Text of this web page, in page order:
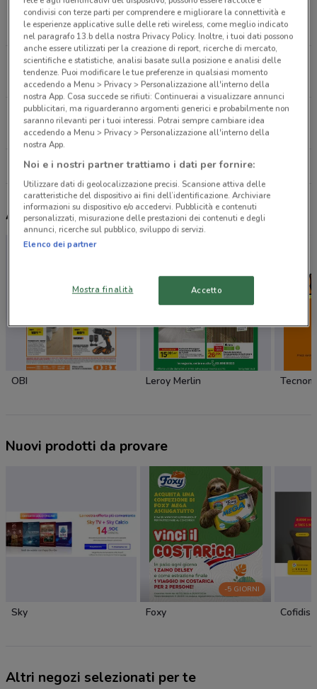
Via Galvani, 12 Briosco
9.8 km
VIA MONTE BELLETTONE, 39 Erba
10.2 km
Via Manzoni, 9 Veniano
11.2 km
Tutti i negozi Echo
Altri volantini nelle vicinanze
OBI Leroy Merlin
Nuovi prodotti da provare
Sky
-5 GIORNI
Foxy Cofidis
Altri negozi selezionati per te
condivisi con terze parti per comprendere e migliorare la connettività e
le esperienze applicative sulle delle reti wireless, come meglio indicato
nel paragrafo 13.b della nostra Privacy Policy. Inoltre, i tuoi dati possono
anche essere utilizzati per la creazione di report, ricerche di mercato,
scientifiche e statistiche, analisi basate sulla posizione e analisi delle
tendenze. Puoi modificare le tue preferenze in qualsiasi momento
accedendo a Menu > Privacy > Personalizzazione all'interno della
nostra App. Cosa succede se rifiuti: Continuerai a visualizzare annunci
pubblicitari, ma riguarderanno argomenti generici e probabilmente non
saranno rilevanti per i tuoi interessi. Potrai sempre cambiare idea
accedendo a Menu > Privacy > Personalizzazione all'interno della
nostra App.
Noi e i nostri partner trattiamo i dati per fornire:
Utilizzare dati di geolocalizzazione precisi. Scansione attiva delle
caratteristiche del dispositivo ai fini dell’identificazione. Archiviare
informazioni su dispositivo e/o accedervi. Pubblicità e contenuti
personalizzati, misurazione delle prestazioni dei contenuti e degli
annunci, ricerche sul pubblico, sviluppo di servizi.
Elenco dei partner
Mostra finalità Accetto